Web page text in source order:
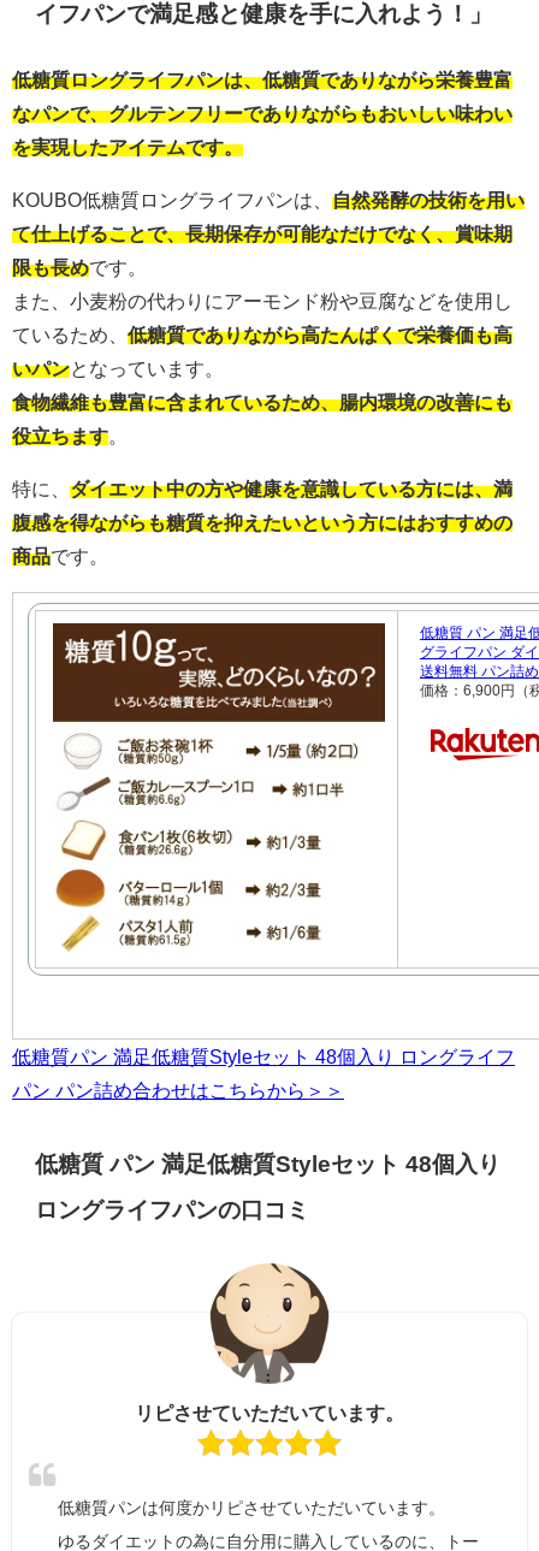
イフパンで満足感と健康を手に入れよう！」
低糖質ロングライフパンは、低糖質でありながら栄養豊富
なパンで、グルテンフリーでありながらもおいしい味わい
を実現したアイテムです。
KOUBO低糖質ロングライフパンは、 自然発酵の技術を用い
て仕上げることで、長期保存が可能なだけでなく、賞味期
限も長めです。
また、小麦粉の代わりにアーモンド粉や豆腐などを使用し
ているため、 低糖質でありながら高たんぱくで栄養価も高
いパンとなっています。
食物繊維も豊富に含まれているため、腸内環境の改善にも
役立ちます。
特に、 ダイエット中の方や健康を意識している方には、満
腹感を得ながらも糖質を抑えたいという方にはおすすめの
商品です。
低糖質 パン 満足
グライフパン ダ
送料無料 パン詰
価格：6,900円（
低糖質パン 満足低糖質Styleセット 48個入り ロングライフ
パン パン詰め合わせはこちらから＞＞
低糖質 パン 満足低糖質Styleセット 48個入り
ロングライフパンの口コミ
リピさせていただいています。
低糖質パンは何度かリピさせていただいています。
ゆるダイエットの為に自分用に購入しているのに、トー